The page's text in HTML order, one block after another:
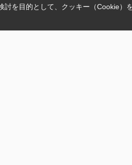
を目的として、クッキー（Cookie）